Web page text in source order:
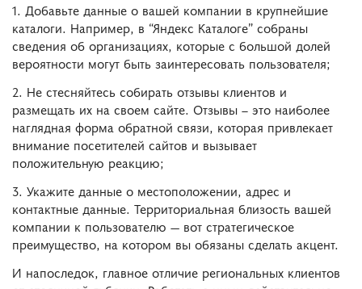
1. Добавьте данные о вашей компании в крупнейшие
каталоги. Например, в “Яндекс Каталоге” собраны
сведения об организациях, которые с большой долей
вероятности могут быть заинтересовать пользователя;
2. Не стесняйтесь собирать отзывы клиентов и
размещать их на своем сайте. Отзывы – это наиболее
наглядная форма обратной связи, которая привлекает
внимание посетителей сайтов и вызывает
положительную реакцию;
3. Укажите данные о местоположении, адрес и
контактные данные. Территориальная близость вашей
компании к пользователю — вот стратегическое
преимущество, на котором вы обязаны сделать акцент.
И напоследок, главное отличие региональных клиентов